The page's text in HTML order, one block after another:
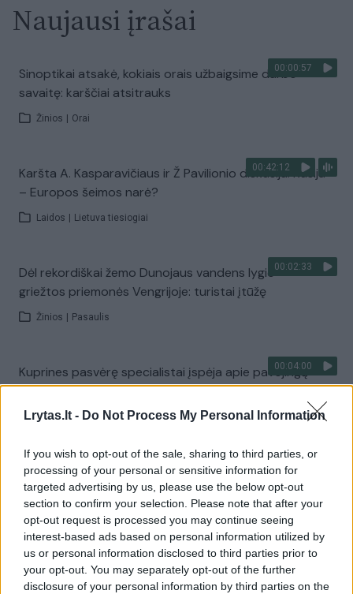
Lrytas.lt - Do Not Process My Personal Information
If you wish to opt-out of the sale, sharing to third parties, or
processing of your personal or sensitive information for
targeted advertising by us, please use the below opt-out
section to confirm your selection. Please note that after your
opt-out request is processed you may continue seeing
interest-based ads based on personal information utilized by
us or personal information disclosed to third parties prior to
your opt-out. You may separately opt-out of the further
disclosure of your personal information by third parties on the
Naujausi įrašai
00:00:57
Sinoptikai atsakė, kokiais orais užbaigsime darbo
savaitę: karščiai atsitrauks
Žinios Orai
00:42:12
Karšta A. Kasparavičiaus ir Ž Pavilionio diskusija: Rusija
– Europos šeimos narė?
Laidos Lietuva tiesiogiai
00:02:33
Dėl rekordiškai žemo Dunojaus vandens lygio –
griežtos priemonės Vengrijoje: turistai įtūžę
Žinios Pasaulis
00:04:00
Kuprines pasvėrę specialistai įspėja apie pavojingą
įprotį: tą daro daugiau nei pusė pradinukų
Žinios | Lietuvos diena
Visi įrašai
Žiūrimiausi įrašai